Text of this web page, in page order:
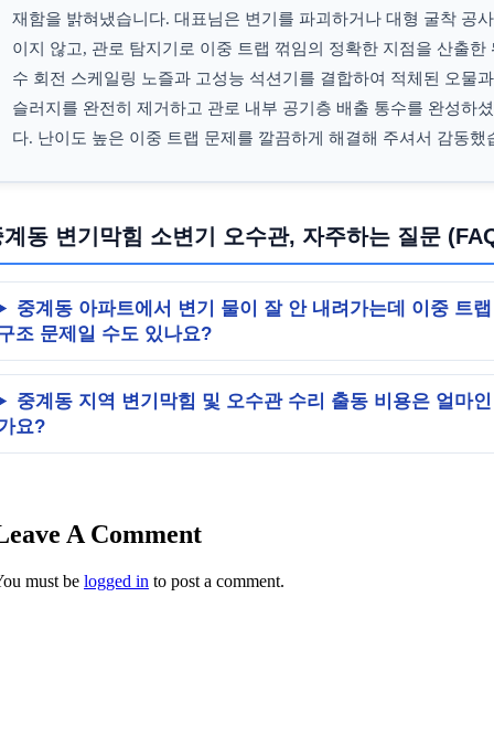
재함을 밝혀냈습니다. 대표님은 변기를 파괴하거나 대형 굴착 공
이지 않고, 관로 탐지기로 이중 트랩 꺾임의 정확한 지점을 산출한
수 회전 스케일링 노즐과 고성능 석션기를 결합하여 적체된 오물
슬러지를 완전히 제거하고 관로 내부 공기층 배출 통수를 완성하
다. 난이도 높은 이중 트랩 문제를 깔끔하게 해결해 주셔서 감동했
계동 변기막힘 소변기 오수관, 자주하는 질문
중계동 아파트에서 변기 물이 잘 안 내려가는데 이중 트랩
조 문제일 수도 있나요?
중계동 지역 변기막힘 및 오수관 수리 출동 비용은 얼마인
요?
A Comment
must be logged in to post a comment.